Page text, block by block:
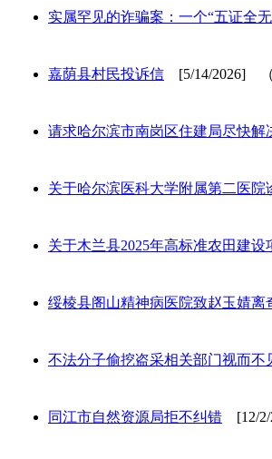
实属罕见的诈骗案：一个“五证全
嘉荫县村民投诉信 [5/14/2026] （
请求哈尔滨市南岗区住建局尽快解
关于哈尔滨医科大学附属第二医
关于木兰县2025年高标准农田建
绥棱县阁山精神病医院致赵玉婧离
不法分子偷挖盗采相关部门视而
同江市自然资源局拒不纠错 [12/2/